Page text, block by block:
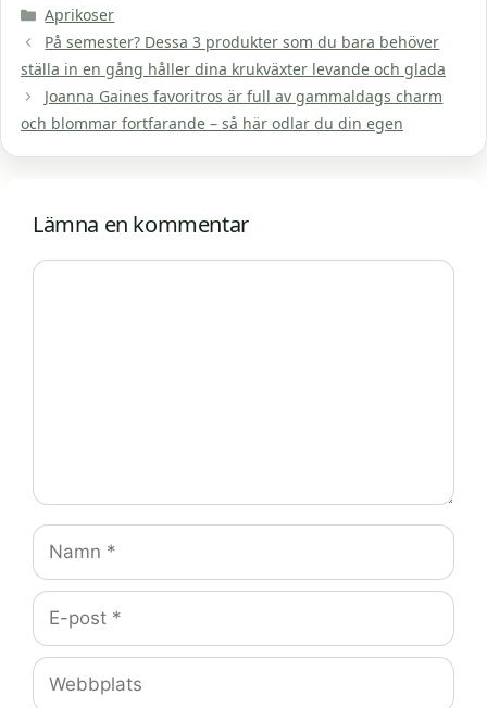
Kategorier
Aprikoser
På semester? Dessa 3 produkter som du bara behöver
ställa in en gång håller dina krukväxter levande och glada
Joanna Gaines favoritros är full av gammaldags charm
och blommar fortfarande – så här odlar du din egen
Lämna en kommentar
Kommentar
Namn
E-
post
Webbplats